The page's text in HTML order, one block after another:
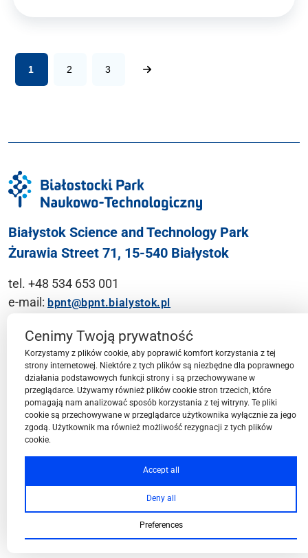
1 2 3
Białystok Science and Technology Park
Żurawia Street 71, 15-540 Białystok
tel. +48 534 653 001
e-mail: bpnt@bpnt.bialystok.pl
Contact
BPN-T Area
BPN-T Offer
Cenimy Twoją prywatność
Korzystamy z plików cookie, aby poprawić komfort korzystania z tej
strony internetowej. Niektóre z tych plików są niezbędne dla poprawnego
działania podstawowych funkcji strony i są przechowywane w
przeglądarce. Używamy również plików cookie stron trzecich, które
pomagają nam analizować sposób korzystania z tej witryny. Te pliki
cookie są przechowywane w przeglądarce użytkownika wyłącznie za jego
zgodą. Użytkownik ma również możliwość rezygnacji z tych plików
cookie.
Accept all
Deny all
Preferences